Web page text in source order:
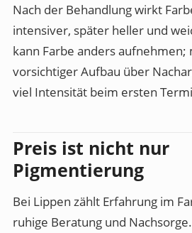
Nach der Behandlung wirkt
intensiver, später heller und
kann Farbe anders aufnehmen;
vorsichtiger Aufbau über
viel Intensität beim ersten
Preis ist nicht nur
Pigmentierung
Bei Lippen zählt Erfahrung im
ruhige Beratung und